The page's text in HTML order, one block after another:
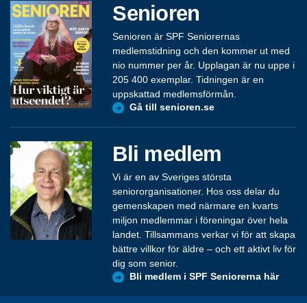
Senioren
Senioren är SPF Seniorernas
medlemstidning och den kommer ut med
nio nummer per år. Upplagan är nu uppe i
205 400 exemplar. Tidningen är en
uppskattad medlemsförmån.
Gå till senioren.se
Bli medlem
Vi är en av Sveriges största
seniororganisationer. Hos oss delar du
gemenskapen med närmare en kvarts
miljon medlemmar i föreningar över hela
landet. Tillsammans verkar vi för att skapa
bättre villkor för äldre – och ett aktivt liv för
dig som senior.
Bli medlem i SPF Seniorerna här